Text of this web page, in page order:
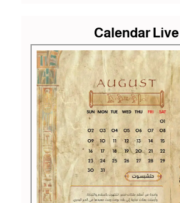
Calendar Live